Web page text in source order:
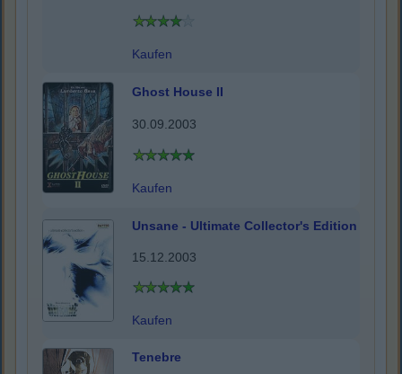
Kaufen
Ghost House II
30.09.2003
Kaufen
Unsane - Ultimate Collector's Edition
15.12.2003
Kaufen
Tenebre